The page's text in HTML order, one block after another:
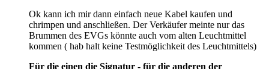
Ok kann ich mir dann einfach neue Kabel kaufen und
chrimpen und anschließen. Der Verkäufer meinte nur das
Brummen des EVGs könnte auch vom alten Leuchtmittel
kommen ( hab halt keine Testmöglichkeit des Leuchtmittels)
Für die einen die Signatur - für die anderen der